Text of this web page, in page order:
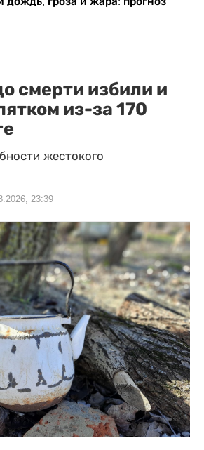
смерти избили и
из-за 170
жестокого
23:39